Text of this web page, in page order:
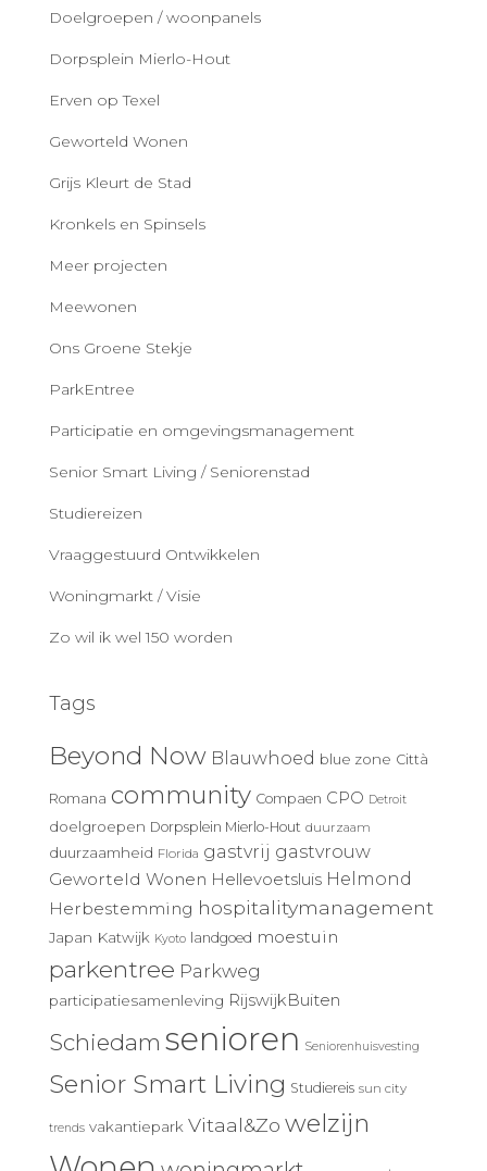
Doelgroepen / woonpanels
Dorpsplein Mierlo-Hout
Erven op Texel
Geworteld Wonen
Grijs Kleurt de Stad
Kronkels en Spinsels
Meer projecten
Meewonen
Ons Groene Stekje
ParkEntree
Participatie en omgevingsmanagement
Senior Smart Living / Seniorenstad
Studiereizen
Vraaggestuurd Ontwikkelen
Woningmarkt / Visie
Zo wil ik wel 150 worden
Tags
Beyond Now Blauwhoed blue zone Città
Romana community Compaen CPO Detroit
doelgroepen Dorpsplein Mierlo-Hout duurzaam
duurzaamheid Florida gastvrij gastvrouw
Geworteld Wonen Hellevoetsluis Helmond
Herbestemming hospitalitymanagement
Japan Katwijk Kyoto landgoed moestuin
parkentree Parkweg
participatiesamenleving RijswijkBuiten
Schiedam senioren Seniorenhuisvesting
Senior Smart Living Studiereis sun city
trends vakantiepark Vitaal&Zo welzijn